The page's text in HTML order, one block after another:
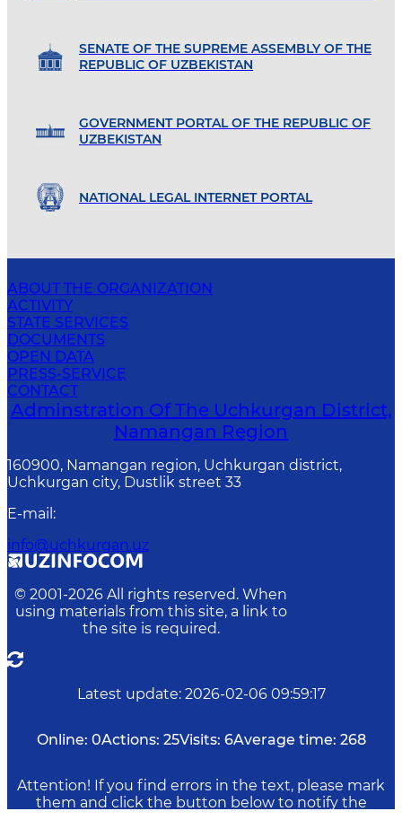
SENATE OF THE SUPREME ASSEMBLY OF THE
REPUBLIC OF UZBEKISTAN
GOVERNMENT PORTAL OF THE REPUBLIC OF
UZBEKISTAN
NATIONAL LEGAL INTERNET PORTAL
ABOUT THE ORGANIZATION
ACTIVITY
STATE SERVICES
DOCUMENTS
OPEN DATA
PRESS-SERVICE
CONTACT
Adminstration Of The Uchkurgan District,
Namangan Region
160900, Namangan region, Uchkurgan district,
Uchkurgan city, Dustlik street 33
E-mail :
info@uchkurgan.uz
© 2001-2026 All rights reserved. When
using materials from this site, a link to
the site is required.
Latest update: 2026-02-06 09:59:17
Online: 0Actions: 25Visits: 6Average time: 268
Attention! If you find errors in the text, please mark
them and click the button below to notify the